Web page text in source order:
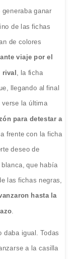
ganar
de las fichas
de colores
viaje por el
rival , la ficha
llegando al final
la última
para detestar a
frente con la ficha
deseo de
que había
las fichas negras,
hasta la
daba igual. Todas
a la casilla